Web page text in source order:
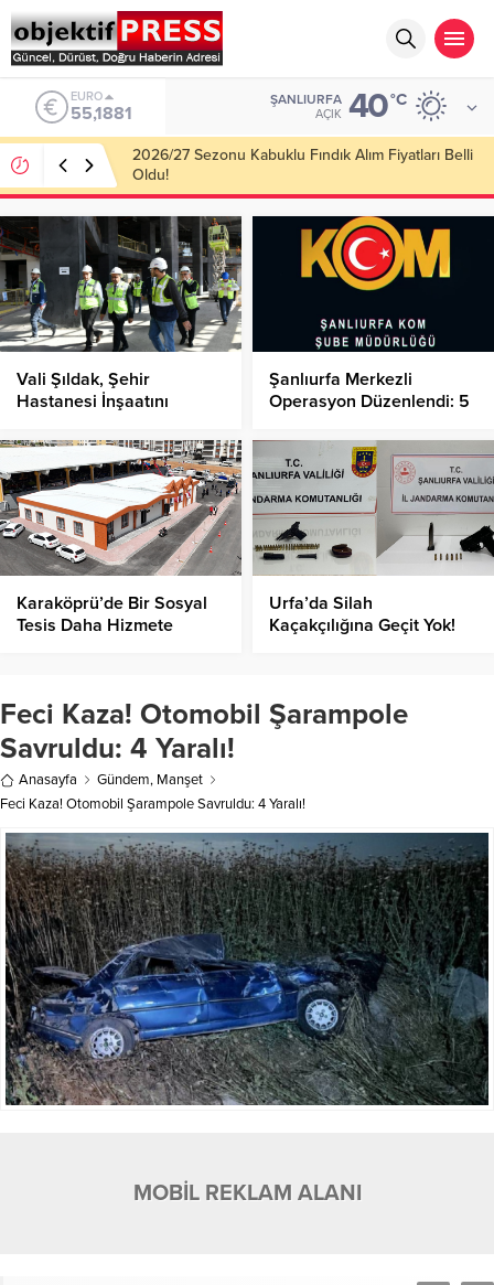
ALTIN
6.660,55
ŞANLIURFA
AÇIK 40°C
Haliliye Belediyesi Her Gün 4 Bin 898 Kişiye Sıcak
Yemek Ulaştırıyor!
Vali Şıldak, Şehir
Hastanesi İnşaatını
Şanlıurfa Merkezli
Operasyon Düzenlendi: 5
Karaköprü’de Bir Sosyal
Tesis Daha Hizmete
Urfa’da Silah
Kaçakçılığına Geçit Yok!
Feci Kaza! Otomobil Şarampole
Savruldu: 4 Yaralı!
Anasayfa Gündem, Manşet
Feci Kaza! Otomobil Şarampole Savruldu: 4 Yaralı!
MOBİL REKLAM ALANI